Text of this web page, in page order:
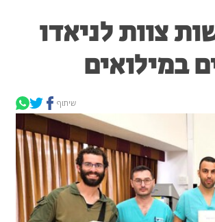
צוות לניאדו
במילואים
שיתוף